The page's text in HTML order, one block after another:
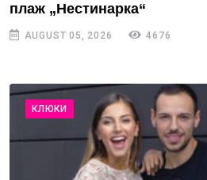
плаж „Нестинарка“
AUGUST 05, 2026 4676
КЛЮКИ